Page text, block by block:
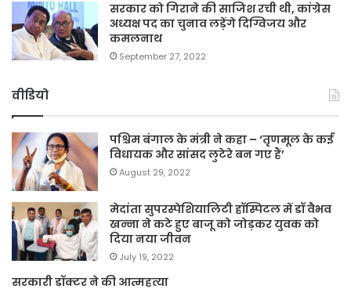
सरकार को गिराने की साजिश रची थी, कांग्रेस
अध्यक्ष पद का चुनाव लड़ेंगे दिग्विजय और
कमलनाथ
September 27, 2022
वीडियो
पश्चिम बंगाल के मंत्री ने कहा – ‘तृणमूल के कई
विधायक और सांसद लुटेरे बन गए हैं’
August 29, 2022
मेदांता सुपरस्पेशियालिटी हॉस्पिटल में डॉ वैभव
खन्ना ने कटे हुए बाजू को जोड़कर युवक को
दिया नया जीवन
July 19, 2022
सरकारी डॉक्टर ने की आत्महत्या